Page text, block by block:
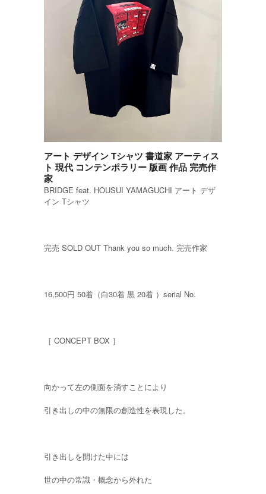
アート デザイン Tシャツ 書道家 アーティス
ト 現代 コンテンポラリー 版画 作品 完売作
家
BRIDGE feat. HOUSUI YAMAGUCHI アート デザ
イン Tシャツ
完売 SOLD OUT Thank you so much. 完売作家
16,500円 50着（白30着 黒 20着 ）serial No.
［ CONCEPT BOX ］
向かって左の側面を消すことにより
引き出しの中の無限の創造性を表現した。
引き出しを開けた中には
世の中の常識・概念から外れた